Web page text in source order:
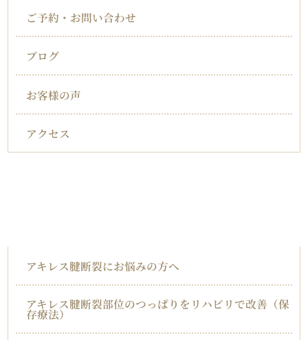
ご予約・お問い合わせ
ブログ
お客様の声
アクセス
アキレス腱断裂にお悩みの方へ
アキレス腱断裂部位のつっぱりをリハビリで改善（保
存療法）